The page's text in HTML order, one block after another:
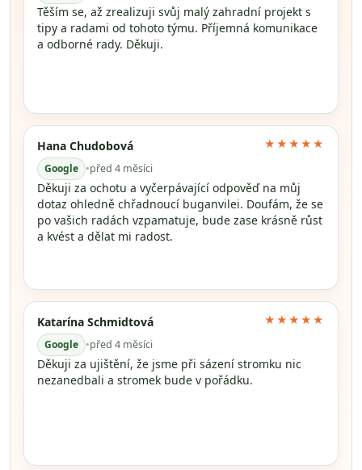
Těším se, až zrealizuji svůj malý zahradní projekt s
tipy a radami od tohoto týmu. Příjemná komunikace
a odborné rady. Děkuji.
Hana Chudobová
Google •před 4 měsíci
★★★★★
Děkuji za ochotu a vyčerpávající odpověď na můj
dotaz ohledně chřadnoucí buganvilei. Doufám, že se
po vašich radách vzpamatuje, bude zase krásně růst
a kvést a dělat mi radost.
Katarína Schmidtová
Google •před 4 měsíci
★★★★★
Děkuji za ujištění, že jsme při sázení stromku nic
nezanedbali a stromek bude v pořádku.